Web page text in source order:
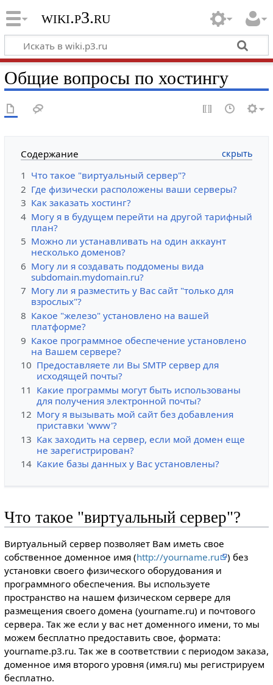
wiki.p3.ru
Общие вопросы по хостингу
Содержание
1 Что такое "виртуальный сервер"?
2 Где физически расположены ваши серверы?
3 Как заказать хостинг?
4 Могу я в будущем перейти на другой тарифный
план?
5 Можно ли устанавливать на один аккаунт
несколько доменов?
6 Могу ли я создавать поддомены вида
subdomain.mydomain.ru?
7 Могу ли я разместить у Вас сайт "только для
взрослых"?
8 Какое "железо" установлено на вашей
платформе?
9 Какое программное обеспечение установлено
на Вашем сервере?
10 Предоставляете ли Вы SMTP сервер для
исходящей почты?
11 Какие программы могут быть использованы
для получения электронной почты?
12 Могу я вызывать мой сайт без добавления
приставки 'www'?
13 Как заходить на сервер, если мой домен еще
не зарегистрирован?
14 Какие базы данных у Вас установлены?
Что такое "виртуальный сервер"?
Виртуальный сервер позволяет Вам иметь свое
собственное доменное имя (http://yourname.ru
) без
установки своего физического оборудования и
программного обеспечения. Вы используете
пространство на нашем физическом сервере для
размещения своего домена (yourname.ru) и почтового
сервера. Так же если у вас нет доменного имени, то мы
можем бесплатно предоставить свое, формата:
yourname.p3.ru. Так же в соответствии с периодом заказа,
доменное имя второго уровня (имя.ru) мы регистрируем
бесплатно.